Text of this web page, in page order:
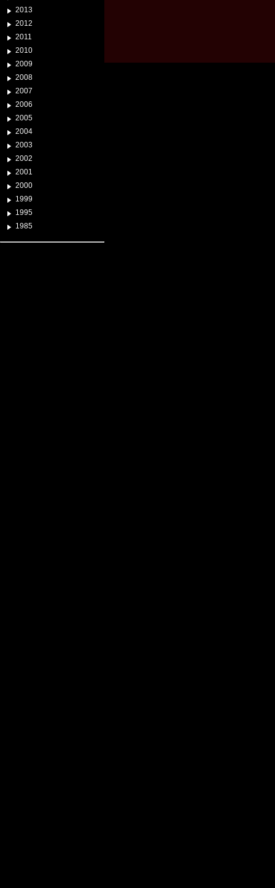
2013
2012
2011
2010
2009
2008
2007
2006
2005
2004
2003
2002
2001
2000
1999
1995
1985